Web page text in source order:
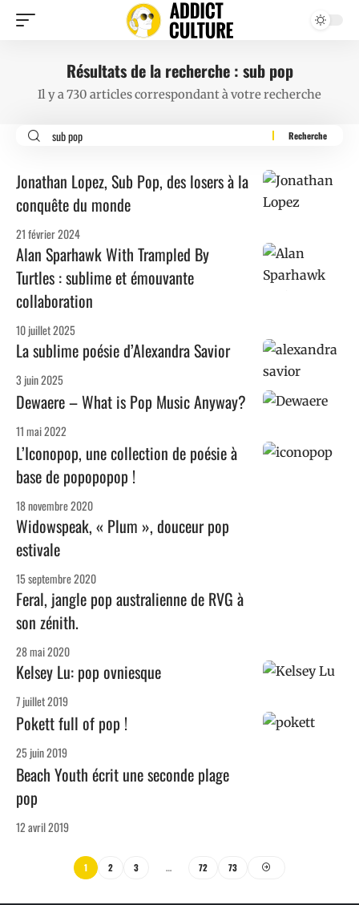
Résultats de la recherche : sub pop
Il y a 730 articles correspondant à votre recherche
Jonathan Lopez, Sub Pop, des losers à la
conquête du monde
21 février 2024
Alan Sparhawk With Trampled By
Turtles : sublime et émouvante
collaboration
10 juillet 2025
La sublime poésie d’Alexandra Savior
3 juin 2025
Dewaere – What is Pop Music Anyway?
11 mai 2022
L’Iconopop, une collection de poésie à
base de popopopop !
18 novembre 2020
Widowspeak, « Plum », douceur pop
estivale
15 septembre 2020
Feral, jangle pop australienne de RVG à
son zénith.
28 mai 2020
Kelsey Lu: pop ovniesque
7 juillet 2019
Pokett full of pop !
25 juin 2019
Beach Youth écrit une seconde plage
pop
12 avril 2019
1 2 3 … 72 73